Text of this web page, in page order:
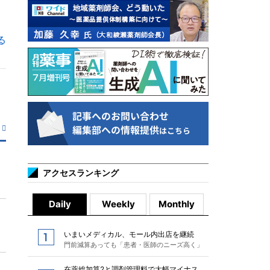
アクセスランキング
Daily Weekly Monthly
いまいメディカル、モール内出店を継続
門前減算あっても「患者・医師のニーズ高く」